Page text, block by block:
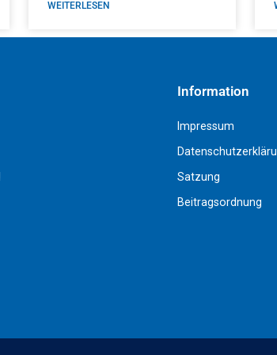
WEITERLESEN
Information
Impressum
Satzung
Beitragsordnung